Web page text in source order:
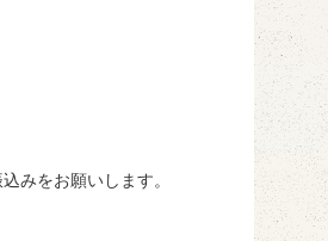
みをお願いします。